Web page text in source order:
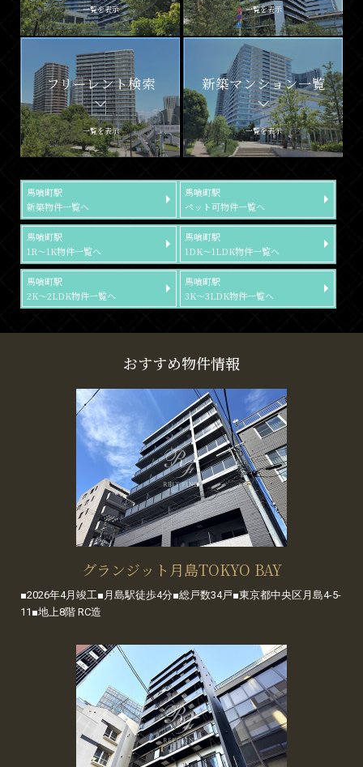
一覧を表示 一覧を表示
フリーレント検索
一覧を表示
新築マンション一覧
一覧を表示
馬喰町駅
新築物件一覧へ
馬喰町駅
ペット可物件一覧へ
馬喰町駅
1R～1K物件一覧へ
馬喰町駅
1DK～1LDK物件一覧へ
馬喰町駅
2K～2LDK物件一覧へ
馬喰町駅
3K～3LDK物件一覧へ
おすすめ物件情報
グランジット月島TOKYO BAY
■2026年4月竣工■月島駅徒歩4分■総戸数34戸■東京都中央区月島4-5-
11■地上8階 RC造